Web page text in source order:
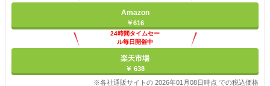
Amazon
￥616
24時間タイムセー
ル毎日開催中
楽天市場
￥ 638
※各社通販サイトの 2026年01月08日時点 での税込価格